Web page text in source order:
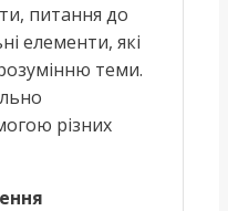
питання до
елементи, які
теми.
різних